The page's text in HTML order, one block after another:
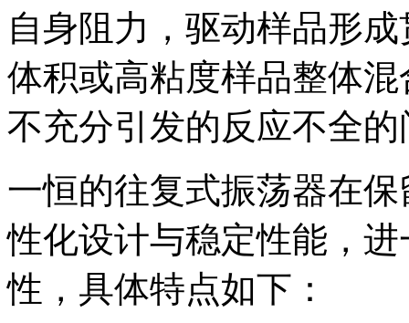
自身阻力，驱动样品形
体积或高粘度样品整体
不充分引发的反应不全的
一恒的往复式振荡器在
性化设计与稳定性能，
性，具体特点如下：